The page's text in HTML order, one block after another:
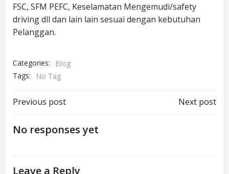
FSC, SFM PEFC, Keselamatan Mengemudi/safety
driving dll dan lain lain sesuai dengan kebutuhan
Pelanggan.
Categories:
Blog
Tags:
No Tag
Post
navigation
Previous post Next post
No responses yet
Leave a Reply